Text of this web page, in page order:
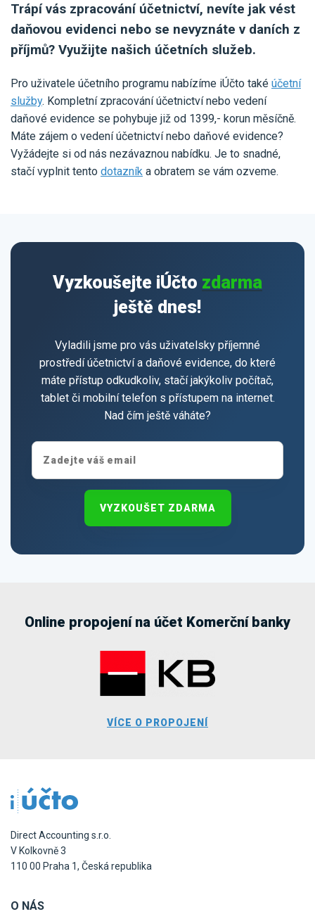
Trápí vás zpracování účetnictví, nevíte jak vést
daňovou evidenci nebo se nevyznáte v daních z
příjmů? Využijte našich účetních služeb.
Pro uživatele účetního programu nabízíme iÚčto také účetní
služby. Kompletní zpracování účetnictví nebo vedení
daňové evidence se pohybuje již od 1399,- korun měsíčně.
Máte zájem o vedení účetnictví nebo daňové evidence?
Vyžádejte si od nás nezávaznou nabídku. Je to snadné,
stačí vyplnit tento dotazník a obratem se vám ozveme.
Vyzkoušejte iÚčto zdarma
ještě dnes!
Vyladili jsme pro vás uživatelsky příjemné
prostředí účetnictví a daňové evidence, do které
máte přístup odkudkoliv, stačí jakýkoliv počítač,
tablet či mobilní telefon s přístupem na internet.
Nad čím ještě váháte?
VYZKOUŠET ZDARMA
Online propojení na účet Komerční banky
VÍCE O PROPOJENÍ
Direct Accounting s.r.o.
V Kolkovně 3
110 00 Praha 1, Česká republika
O NÁS